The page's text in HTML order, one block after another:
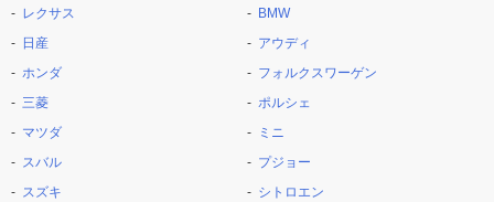
レクサス
日産
ホンダ
三菱
マツダ
スバル
スズキ
BMW
アウディ
フォルクスワーゲン
ポルシェ
ミニ
プジョー
シトロエン